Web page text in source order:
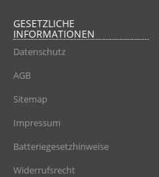
GESETZLICHE
INFORMATIONEN
Datenschutz
AGB
Sitemap
Impressum
Batteriegesetzhinweise
Widerrufsrecht